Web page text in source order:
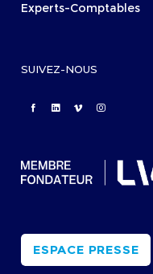
Experts-Comptables
SUIVEZ-NOUS
ESPACE PRESSE